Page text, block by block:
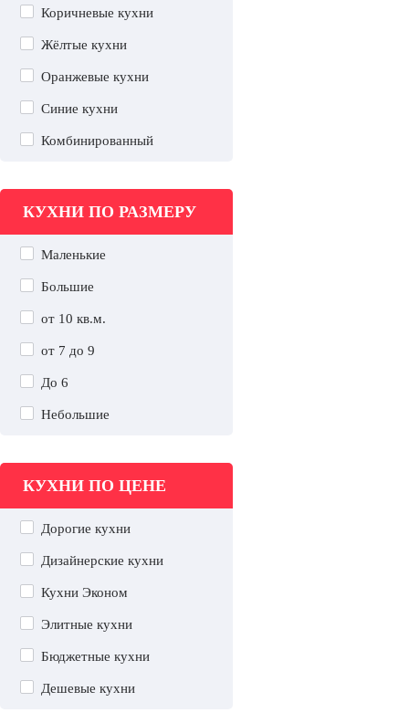
Коричневые кухни
Жёлтые кухни
Оранжевые кухни
Синие кухни
Комбинированный
КУХНИ ПО РАЗМЕРУ
Маленькие
Большие
от 10 кв.м.
от 7 до 9
До 6
Небольшие
КУХНИ ПО ЦЕНЕ
Дорогие кухни
Дизайнерские кухни
Кухни Эконом
Элитные кухни
Бюджетные кухни
Дешевые кухни